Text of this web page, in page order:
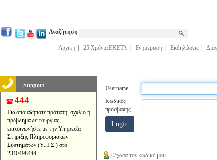
Αναζήτηση
Αρχική 25 Χρόνια ΕΚΕΤΑ Ενημέρωση Εκδηλώσεις
Support
444
Για οποιαδήποτε πρόταση, σχόλιο ή
πρόβλημα λειτουργίας,
επικοινωνήστε με την Υπηρεσία
Στήριξης Πληροφοριακών
Συστημάτων (Υ.Π.Σ.) στο
2310498444.
Username
Κωδικός
πρόσβασης
Ξέχασα τον κωδικό μου